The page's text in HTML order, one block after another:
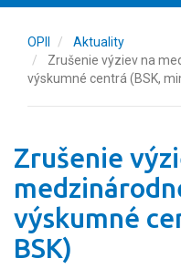
OPII
Aktuality
Zrušenie výziev na
výskumné centrá (BSK,
Zrušenie
výskumné
BSK)